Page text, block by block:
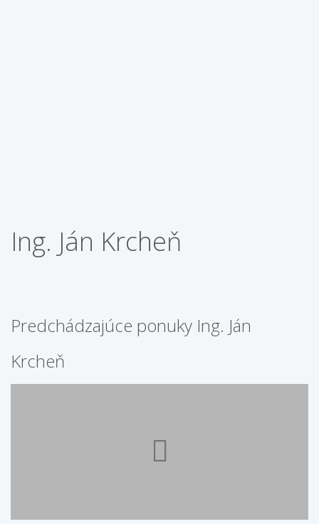
Ing. Ján Krcheň
Predchádzajúce ponuky Ing. Ján
Krcheň